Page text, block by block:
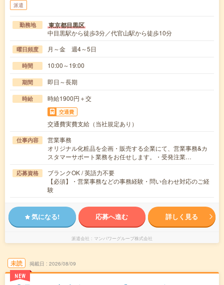
派遣
勤務地 東京都目黒区
中目黒駅から徒歩3分／代官山駅から徒歩10分
曜日頻度 月～金 週4～5日
時間 10:00～19:00
期間 即日～長期
時給 時給1900円＋交
交通費
交通費実費支給（当社規定あり）
仕事内容
営業事務
オリジナル化粧品を企画・販売する企業にて、営業事務&カ
スタマーサポート業務をお任せします。・受発注業…
応募資格
ブランクOK / 英語力不要
【必須】・営業事務などの事務経験・問い合わせ対応のご経
験
気になる! 応募へ進む 詳しく見る
派遣会社 マンパワーグループ株式会社
未読
NEW
掲載日 2026/08/09